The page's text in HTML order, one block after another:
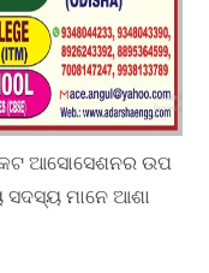
ଆସୋସେଶନର ଉପ
ସଦସ୍ୟ ମାନେ ଆଶା